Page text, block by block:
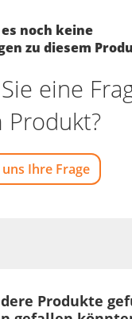
noch keine
zu diesem
eine
Produkt?
uns Ihre Frage
Produkte